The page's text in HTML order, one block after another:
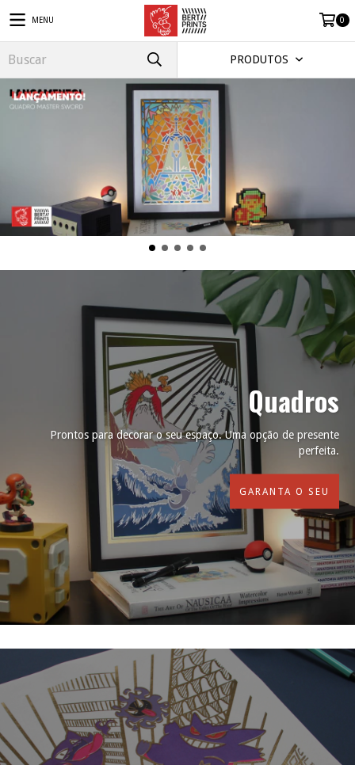
MENU 0
PRODUTOS
Quadros
Prontos para decorar o seu espaço. Uma opção de presente
perfeita.
GARANTA O SEU